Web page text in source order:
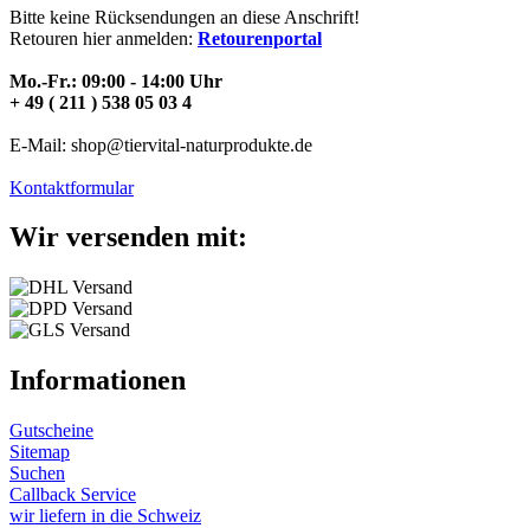
Bitte keine Rücksendungen an diese Anschrift!
Retouren hier anmelden: Retourenportal
Mo.-Fr.: 09:00 - 14:00 Uhr
+ 49 ( 211 ) 538 05 03 4
E-Mail: shop@tiervital-naturprodukte.de
Kontaktformular
Wir versenden mit:
Informationen
Gutscheine
Sitemap
Suchen
Callback Service
wir liefern in die Schweiz